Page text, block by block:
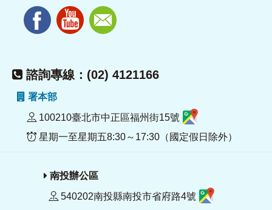
諮詢專線：(02) 4121166
署本部
100210臺北市中正區福州街15號
星期一至星期五8:30～17:30（國定假日除外）
南投辦公區
540202南投縣南投市省府路4號